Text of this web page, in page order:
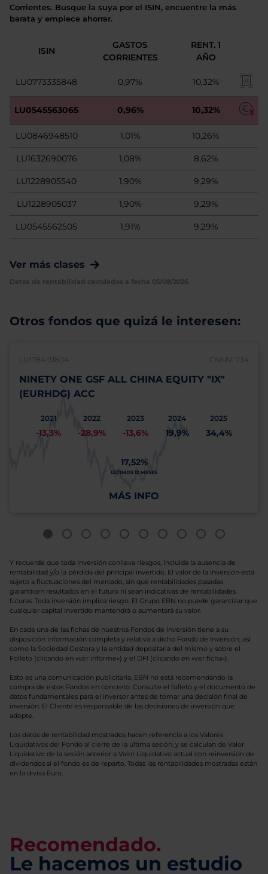
Corrientes. Busque la suya por el ISIN, encuentre la más
barata y empiece ahorrar.
ISIN
GASTOS
CORRIENTES
RENT. 1
AÑO
LU0773335848 0,97% 10,32%
LU0545563065 0,96% 10,32%
LU0846948510 1,01% 10,26%
LU1632690076 1,08% 8,62%
LU1228905540 1,90% 9,29%
LU1228905037 1,90% 9,29%
LU0545562505 1,91% 9,29%
Ver más clases
Datos de rentabilidad calculados a fecha 05/08/2026
Otros fondos que quizá le interesen:
LU1784131804 CNMV: 734
NINETY ONE GSF ALL CHINA EQUITY "IX"
(EURHDG) ACC
2021
-13,3%
2022
-28,9%
2023
-13,6%
2024
19,9%
2025
34,4%
17,52%
ÚLTIMOS 12 MESES
MÁS INFO
Y recuerde que toda inversión conlleva riesgos, incluida la ausencia de
rentabilidad y/o la pérdida del principal invertido. El valor de la inversión está
sujeto a fluctuaciones del mercado, sin que rentabilidades pasadas
garanticen resultados en el futuro ni sean indicativas de rentabilidades
futuras. Toda inversión implica riesgo. El Grupo EBN no puede garantizar que
cualquier capital invertido mantendrá o aumentará su valor.
En cada una de las fichas de nuestros Fondos de Inversión tiene a su
disposición información completa y relativa a dicho Fondo de Inversión, así
como la Sociedad Gestora y la entidad depositaria del mismo y sobre el
Folleto (clicando en «ver informe») y el DFI (clicando en «ver ficha»).
Esto es una comunicación publicitaria. EBN no está recomendando la
compra de estos Fondos en concreto. Consulte el folleto y el documento de
datos fundamentales para el inversor antes de tomar una decisión final de
inversión. El Cliente es responsable de las decisiones de inversión que
adopte.
Los datos de rentabilidad mostrados hacen referencia a los Valores
Liquidativos del Fondo al cierre de la última sesión, y se calculan de Valor
Liquidativo de la sesión anterior a Valor Liquidativo actual con reinversión de
dividendos si el fondo es de reparto. Todas las rentabilidades mostradas están
en la divisa Euro.
Recomendado.
Le hacemos un estudio